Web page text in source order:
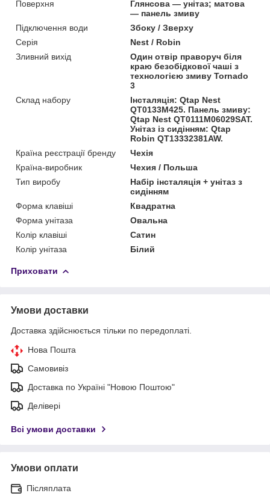
Поверхня
Глянсова — унітаз; матова
— панель змиву
Підключення води
Збоку / Зверху
Серія
Nest / Robin
Зливний вихід
Один отвір праворуч біля
краю безобідкової чаші з
технологією змиву Tornado
3
Склад набору
Інсталяція: Qtap Nest
QT0133M425. Панель змиву:
Qtap Nest QT0111M06029SAT.
Унітаз із сидінням: Qtap
Robin QT13332381AW.
Країна реєстрації бренду
Чехія
Країна-виробник
Чехия / Польша
Тип виробу
Набір інсталяція + унітаз з
сидінням
Форма клавіші
Квадратна
Форма унітаза
Овальна
Колір клавіші
Сатин
Колір унітаза
Білий
Приховати
Умови доставки
Доставка здійснюється тільки по передоплаті.
Нова Пошта
Самовивіз
Доставка по Україні "Новою Поштою"
Делівері
Всі умови доставки
Умови оплати
Післяплата